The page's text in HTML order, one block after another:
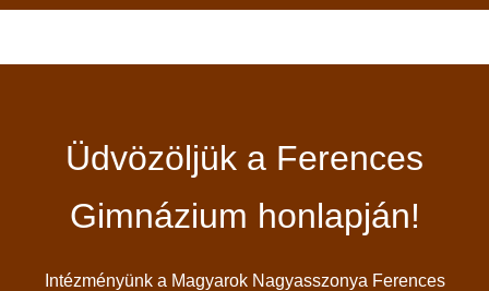
Üdvözöljük a Ferences
Gimnázium honlapján!
Intézményünk a Magyarok Nagyasszonya Ferences